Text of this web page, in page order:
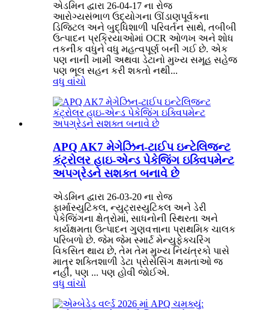
એડમિન દ્વારા 26-04-17 ના રોજ
આરોગ્યસંભાળ ઉદ્યોગના ઊંડાણપૂર્વકના
ડિજિટલ અને બુદ્ધિશાળી પરિવર્તન સાથે, તબીબી
ઉત્પાદન પ્રક્રિયાઓમાં OCR ઓળખ અને શોધ
તકનીક વધુને વધુ મહત્વપૂર્ણ બની ગઈ છે. એક
પણ નાની ખામી અથવા ડેટાનો મુખ્ય સમૂહ સહેજ
પણ ભૂલ સહન કરી શકતો નથી...
વધુ વાંચો
APQ AK7 મેગેઝિન-ટાઈપ ઇન્ટેલિજન્ટ
કંટ્રોલર હાઇ-એન્ડ પેકેજિંગ ઇક્વિપમેન્ટ
અપગ્રેડને સશક્ત બનાવે છે
એડમિન દ્વારા 26-03-20 ના રોજ
ફાર્માસ્યુટિકલ, ન્યુટ્રાસ્યુટિકલ અને ડેરી
પેકેજિંગના ક્ષેત્રોમાં, સાધનોની સ્થિરતા અને
કાર્યક્ષમતા ઉત્પાદન ગુણવત્તાના પ્રાથમિક ચાલક
પરિબળો છે. જેમ જેમ સ્માર્ટ મેન્યુફેક્ચરિંગ
વિકસિત થાય છે, તેમ તેમ મુખ્ય નિયંત્રકો પાસે
માત્ર શક્તિશાળી ડેટા પ્રોસેસિંગ ક્ષમતાઓ જ
નહીં, પણ ... પણ હોવી જોઈએ.
વધુ વાંચો